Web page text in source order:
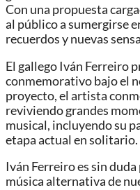
Con una propuesta
al público a sumergirse
recuerdos y nuevas
El gallego Iván Ferreiro
conmemorativo bajo el
proyecto, el artista
reviviendo grandes
musical, incluyendo su
etapa actual en solitario.
Iván Ferreiro es sin
música alternativa de